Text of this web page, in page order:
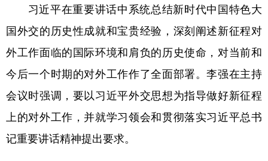
习近平在重要讲话中系统总结新时代中国特色大
国外交的历史性成就和宝贵经验，深刻阐述新征程对
外工作面临的国际环境和肩负的历史使命，对当前和
今后一个时期的对外工作作了全面部署。李强在主持
会议时强调，要以习近平外交思想为指导做好新征程
上的对外工作，并就学习领会和贯彻落实习近平总书
记重要讲话精神提出要求。